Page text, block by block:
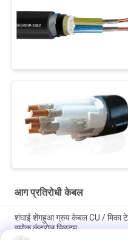
आग प्रतिरोधी केबल
शंघाई शेंगहुआ ग्रुप केबल CU / मिका
स्मोक कंट्रोल सिस्टम